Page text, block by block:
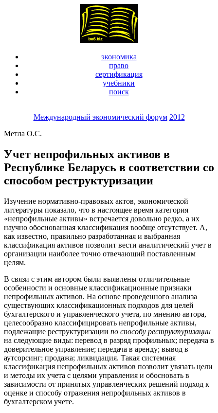
экономика
право
сертификация
учебники
поиск
Международный экономический форум 2012
Метла О.С.
Учет непрофильных активов в
Республике Беларусь в соответствии со
способом реструктуризации
Изучение нормативно-правовых актов, экономической
литературы показало, что в настоящее время категория
«непрофильные активы» встречается довольно редко, а их
научно обоснованная классификация вообще отсутствует. А,
как известно, правильно разработанная и выбранная
классификация активов позволит вести аналитический учет в
организации наиболее точно отвечающий поставленным
целям.
В связи с этим автором были выявлены отличительные
особенности и основные классификационные признаки
непрофильных активов. На основе проведенного анализа
существующих классификационных подходов для целей
бухгалтерского и управленческого учета, по мнению автора,
целесообразно классифицировать непрофильные активы,
подлежащие реструктуризации по способу реструктуризации
на следующие виды: перевод в разряд профильных; передача в
доверительное управление; передача в аренду; вывод в
аутсорсинг; продажа; ликвидация. Такая системная
классификация непрофильных активов позволит увязать цели
и методы их учета с целями управления и обосновать в
зависимости от принятых управленческих решений подход к
оценке и способу отражения непрофильных активов в
бухгалтерском учете.